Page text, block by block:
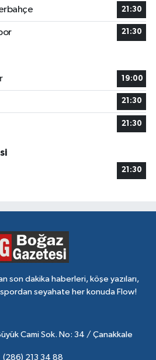
21:30
21:30
19:00
21:30
21:30
21:30
son dakika haberleri, köşe yazıları,
seyahate her konuda Flow!
Cami Sok. No: 34 / Çanakkale
(286) 213 34 88